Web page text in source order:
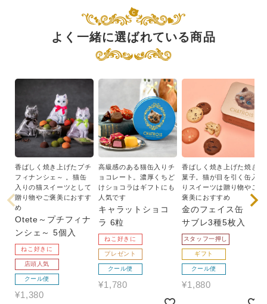
よく一緒に選ばれている商品
香ばしく焼き上げたプチ
フィナンシェ～ 。猫缶
入りの猫スイーツとして
贈り物やご褒美におすす
め
Otete～プチフィナ
ンシェ～ 5個入
ねこ好きに
店頭人気
クール便
¥1,380
高級感のある猫缶入りチ
ョコレート。濃厚くちど
けショコラはギフトにも
人気です
キャラットショコ
ラ 6粒
ねこ好きに
プレゼント
クール便
¥1,780
香ばしく焼き上げた焼き
菓子。猫が目を引く缶入
りスイーツは贈り物やご
褒美におすすめ
金のフェイス缶
サブレ3種5枚入
スタッフ一押し
ギフト
クール便
¥1,880